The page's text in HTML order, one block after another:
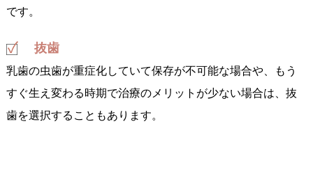
です。
抜歯
乳歯の虫歯が重症化していて保存が不可能な場合や、もう
すぐ生え変わる時期で治療のメリットが少ない場合は、抜
歯を選択することもあります。